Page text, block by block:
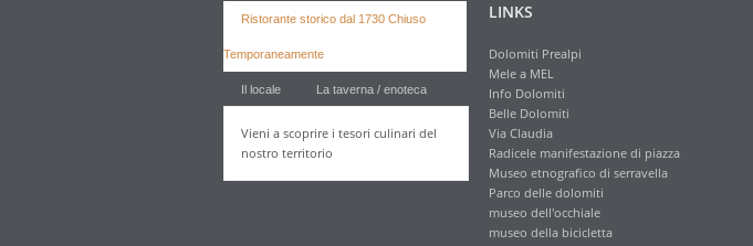
Ristorante storico dal 1730 Chiuso
Temporaneamente
Il locale La taverna / enoteca
Vieni a scoprire i tesori culinari del
nostro territorio
LINKS
Dolomiti Prealpi
Mele a MEL
Info Dolomiti
Belle Dolomiti
Via Claudia
Radicele manifestazione di piazza
Museo etnografico di serravella
Parco delle dolomiti
museo dell'occhiale
museo della bicicletta